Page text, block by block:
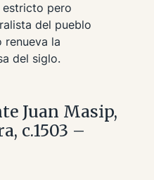
estricto pero
del pueblo
renueva la
del siglo.
Juan Masip,
c.1503 –